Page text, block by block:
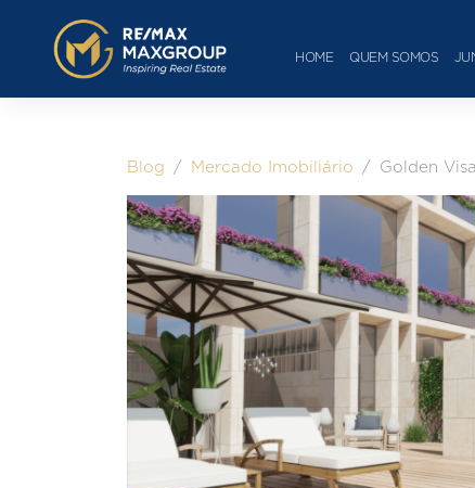
HOME QUEM SOMOS
Blog Mercado Imobiliário Golden